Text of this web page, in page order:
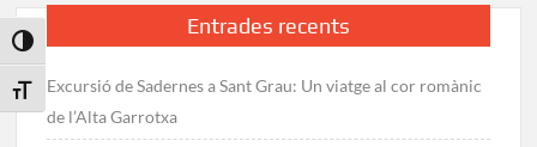
Toggle High Contrast
Toggle Font size
Entrades recents
Excursió de Sadernes a Sant Grau: Un viatge al cor romànic
de l’Alta Garrotxa